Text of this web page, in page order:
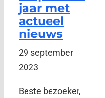
jaar met
actueel
nieuws
29 september
2023
Beste bezoeker,